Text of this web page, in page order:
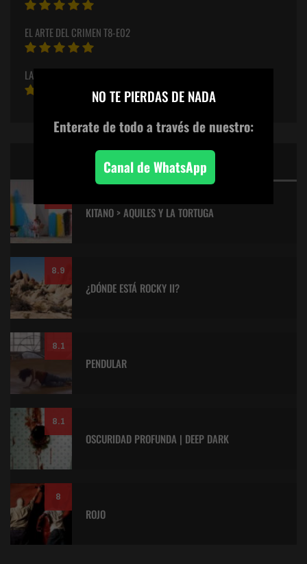
EL ARTE DEL CRIMEN T8-E02
LA SAL DE LA TIERRA – SEBASTIÃO SALGADO
CINE: TOP 5 DE LALULULA
KITANO > AQUILES Y LA TORTUGA
8.9
¿DÓNDE ESTÁ ROCKY II?
8.1
PENDULAR
8.1
OSCURIDAD PROFUNDA | DEEP DARK
8
ROJO
NO TE PIERDAS DE NADA
Enterate de todoa través de nuestro:
Canal de WhatsApp